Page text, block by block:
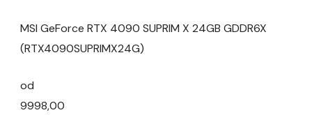
MSI GeForce RTX 4090 SUPRIM X 24GB GDDR6X
(RTX4090SUPRIMX24G)
od
9998,00